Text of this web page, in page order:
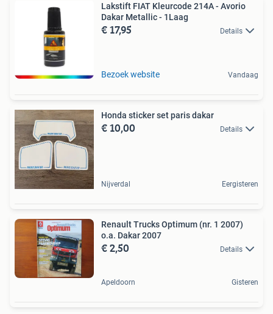
Lakstift FIAT Kleurcode 214A - Avorio
Dakar Metallic - 1Laag
€ 17,95 Details
Bezoek website Vandaag
Honda sticker set paris dakar
€ 10,00 Details
Nijverdal Eergisteren
Renault Trucks Optimum (nr. 1 2007)
o.a. Dakar 2007
€ 2,50 Details
Apeldoorn Gisteren